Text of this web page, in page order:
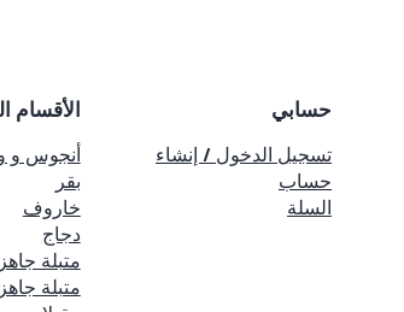
حسابي
تسجيل الدخول / إنشاء
حساب
السلة
الأقسام
أنجوس و
بقر
خاروف
دجاج
متبلة
متبلة